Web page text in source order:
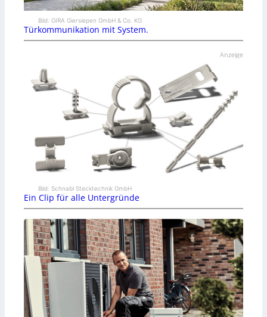
Bild: GIRA Giersiepen GmbH & Co. KG
Türkommunikation mit System.
Anzeige
Bild: Schnabl Stecktechnik GmbH
Ein Clip für alle Untergründe